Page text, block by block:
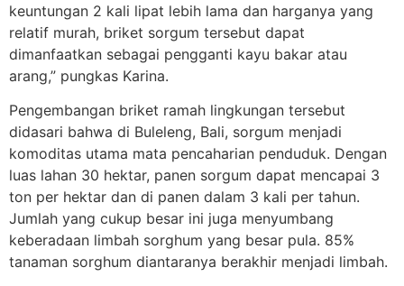
keuntungan 2 kali lipat lebih lama dan harganya yang
relatif murah, briket sorgum tersebut dapat
dimanfaatkan sebagai pengganti kayu bakar atau
arang,” pungkas Karina.
Pengembangan briket ramah lingkungan tersebut
didasari bahwa di Buleleng, Bali, sorgum menjadi
komoditas utama mata pencaharian penduduk. Dengan
luas lahan 30 hektar, panen sorgum dapat mencapai 3
ton per hektar dan di panen dalam 3 kali per tahun.
Jumlah yang cukup besar ini juga menyumbang
keberadaan limbah sorghum yang besar pula. 85%
tanaman sorghum diantaranya berakhir menjadi limbah.